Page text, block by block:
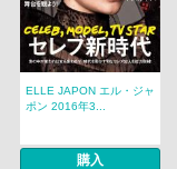
ELLE JAPON エル・ジャ
ポン 2016年3...
購入